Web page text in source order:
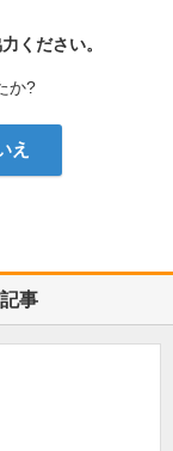
ください。
か?
え
事